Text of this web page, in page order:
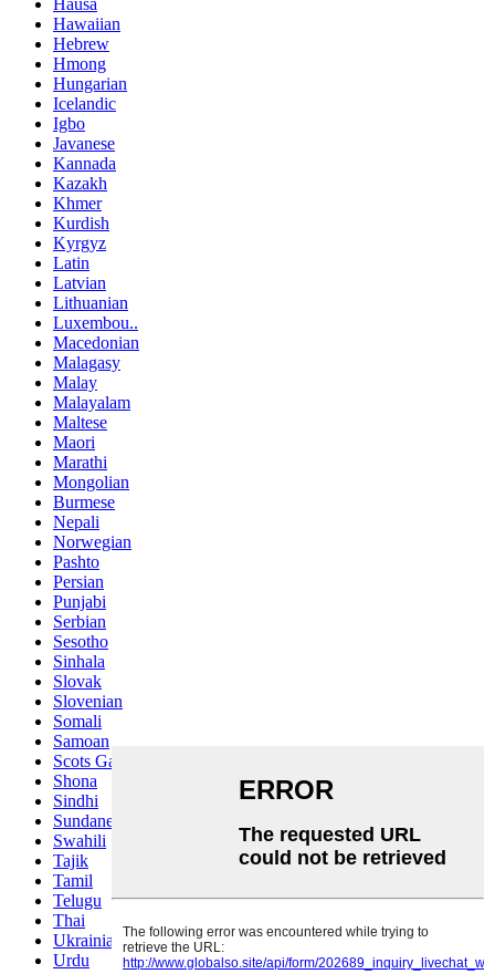
Hausa
Hawaiian
Hebrew
Hmong
Hungarian
Icelandic
Igbo
Javanese
Kannada
Kazakh
Khmer
Kurdish
Kyrgyz
Latin
Latvian
Lithuanian
Luxembou..
Macedonian
Malagasy
Malay
Malayalam
Maltese
Maori
Marathi
Mongolian
Burmese
Nepali
Norwegian
Pashto
Persian
Punjabi
Serbian
Sesotho
Sinhala
Slovak
Slovenian
Somali
Samoan
Scots Gaelic
Shona
Sindhi
Sundanese
Swahili
Tajik
Tamil
Telugu
Thai
Ukrainian
Urdu